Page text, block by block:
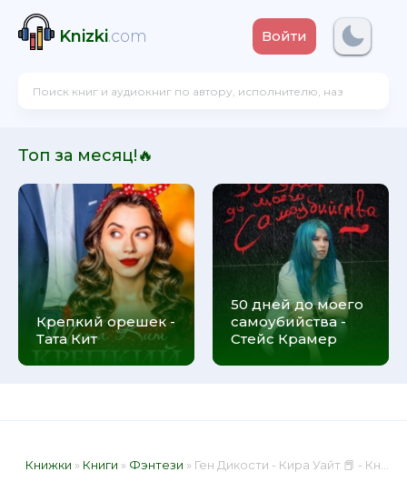
Knizki.com Войти
Топ за месяц!🔥
Крепкий орешек -
Тата Кит
50 дней до моего
самоубийства -
Стейс Крамер
Книжки » Книги » Фэнтези » Ген Дикости - Кира Уайт 📕 - Книга онлайн бесплатно